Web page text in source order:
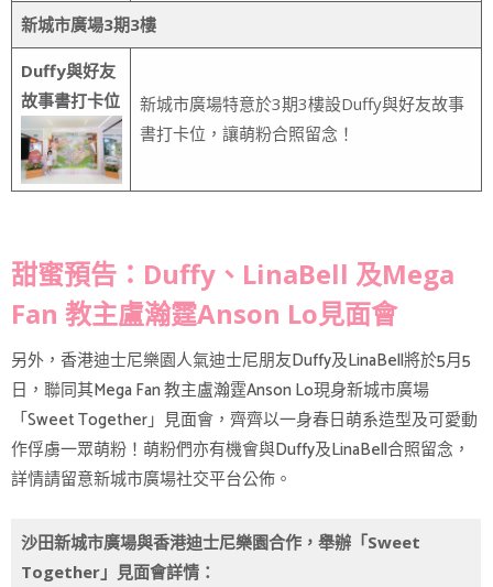
新城市廣場3期3樓
Duffy與好友
故事書打卡位
新城市廣場特意於3期3樓設Duffy與好友故事
書打卡位，讓萌粉合照留念！
甜蜜預告：Duffy、LinaBell 及Mega
Fan 教主盧瀚霆Anson Lo見面會
另外，香港迪士尼樂園人氣迪士尼朋友Duffy及LinaBell將於5月5
日，聯同其Mega Fan 教主盧瀚霆Anson Lo現身新城市廣場
「Sweet Together」見面會，齊齊以一身春日萌系造型及可愛動
作俘虜一眾萌粉！萌粉們亦有機會與Duffy及LinaBell合照留念，
詳情請留意新城市廣場社交平台公佈。
沙田新城市廣場與香港迪士尼樂園合作，舉辦「Sweet
Together」見面會詳情：